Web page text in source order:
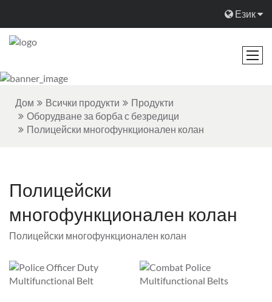
Език
Дом Всички продукти
Продукти
Оборудване за борба с безредици
Полицейски многофункционален колан
Полицейски
многофункционален колан
Полицейски многофункционален колан